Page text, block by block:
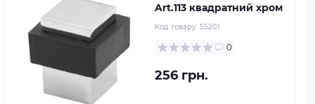
Art.113 квадратний хром
Код товару: 55201
0
256 грн.